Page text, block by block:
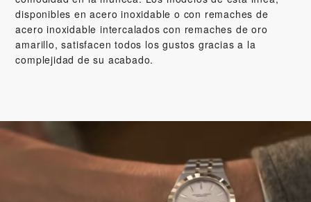
disponibles en acero inoxidable o con remaches de
acero inoxidable intercalados con remaches de oro
amarillo, satisfacen todos los gustos gracias a la
complejidad de su acabado.